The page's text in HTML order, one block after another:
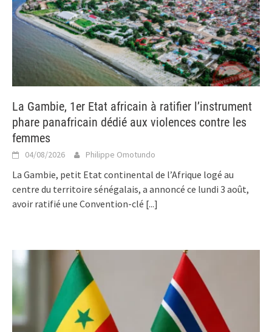
La Gambie, 1er Etat africain à ratifier l’instrument
phare panafricain dédié aux violences contre les
femmes
04/08/2026 Philippe Omotundo
La Gambie, petit Etat continental de l’Afrique logé au
centre du territoire sénégalais, a annoncé ce lundi 3 août,
avoir ratifié une Convention-clé [...]